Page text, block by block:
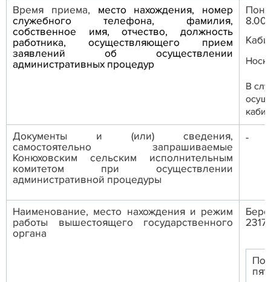
Время приема, место нахождения, номер
служебного телефона, фамилия,
собственное имя, отчество, должность
работника, осуществляющего прием
заявлений об осуществлении
административных процедур
В
Документы и (или) сведения,
самостоятельно запрашиваемые
Конюховским сельским исполнительным
комитетом при осуществлении
административной процедуры
-
Наименование, место нахождения и режим
работы вышестоящего государственного
органа